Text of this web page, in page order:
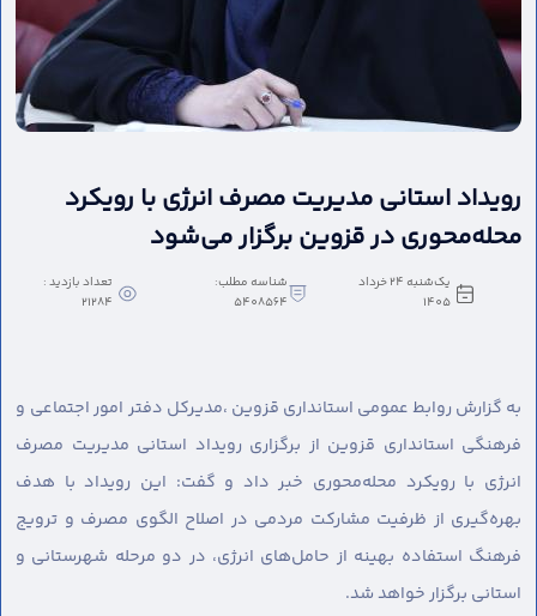
رویداد استانی مدیریت مصرف انرژی با رویکرد
محله‌محوری در قزوین برگزار می‌شود
یک‌شنبه 24 خرداد
1405
شناسه مطلب:
5408564
تعداد بازدید :
21284
به گزارش روابط عمومی استانداری قزوین ،مدیرکل دفتر امور اجتماعی و
فرهنگی استانداری قزوین از برگزاری رویداد استانی مدیریت مصرف
انرژی با رویکرد محله‌محوری خبر داد و گفت: این رویداد با هدف
بهره‌گیری از ظرفیت مشارکت مردمی در اصلاح الگوی مصرف و ترویج
فرهنگ استفاده بهینه از حامل‌های انرژی، در دو مرحله شهرستانی و
استانی برگزار خواهد شد.